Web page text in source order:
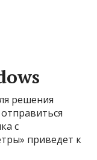
решения
с
приведет к